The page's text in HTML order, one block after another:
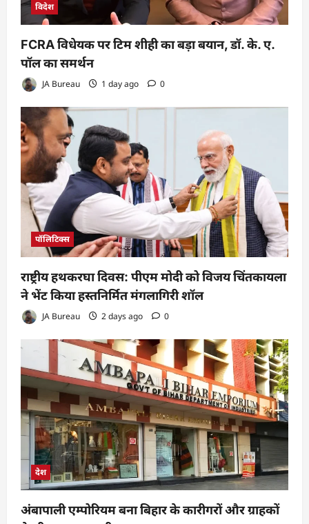
विदेश
FCRA विधेयक पर टिम शीही का बड़ा बयान, डॉ. के. ए.
पॉल का समर्थन
JA Bureau 1 day ago 0
पॉलिटिक्स
राष्ट्रीय हथकरघा दिवस: पीएम मोदी को विजय चिंतकायला
ने भेंट किया हस्तनिर्मित मंगलागिरी शॉल
JA Bureau 2 days ago 0
देश
अंबापाली एम्पोरियम बना बिहार के कारीगरों और ग्राहकों